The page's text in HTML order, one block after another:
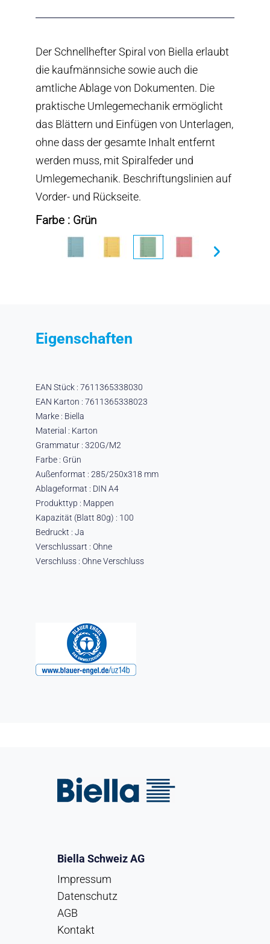
Der Schnellhefter Spiral von Biella erlaubt
die kaufmännsiche sowie auch die
amtliche Ablage von Dokumenten. Die
praktische Umlegemechanik ermöglicht
das Blättern und Einfügen von Unterlagen,
ohne dass der gesamte Inhalt entfernt
werden muss, mit Spiralfeder und
Umlegemechanik. Beschriftungslinien auf
Vorder- und Rückseite.
Farbe : Grün
Eigenschaften
EAN Stück : 7611365338030
EAN Karton : 7611365338023
Marke : Biella
Material : Karton
Grammatur : 320G/M2
Farbe : Grün
Außenformat : 285/250x318 mm
Ablageformat : DIN A4
Produkttyp : Mappen
Kapazität (Blatt 80g) : 100
Bedruckt : Ja
Verschlussart : Ohne
Verschluss : Ohne Verschluss
Biella Schweiz AG
Impressum
Datenschutz
AGB
Kontakt